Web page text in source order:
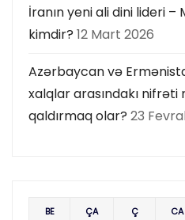
İranın yeni ali dini lideri
kimdir? 12 Mart 2026
Azərbaycan və
xalqlar arasındakı
qaldırmaq olar? 23
BE ÇA Ç CA